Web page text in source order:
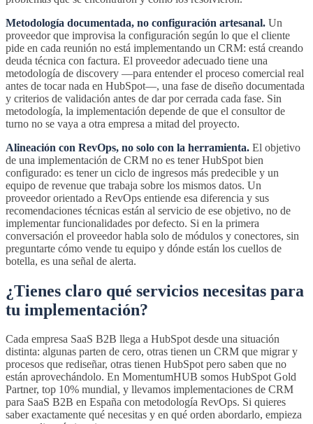
Metodología documentada, no configuración artesanal. Un
proveedor que improvisa la configuración según lo que el cliente
pide en cada reunión no está implementando un CRM: está creando
deuda técnica con factura. El proveedor adecuado tiene una
metodología de discovery —para entender el proceso comercial real
antes de tocar nada en HubSpot—, una fase de diseño documentada
y criterios de validación antes de dar por cerrada cada fase. Sin
metodología, la implementación depende de que el consultor de
turno no se vaya a otra empresa a mitad del proyecto.
Alineación con RevOps, no solo con la herramienta. El objetivo
de una implementación de CRM no es tener HubSpot bien
configurado: es tener un ciclo de ingresos más predecible y un
equipo de revenue que trabaja sobre los mismos datos. Un
proveedor orientado a RevOps entiende esa diferencia y sus
recomendaciones técnicas están al servicio de ese objetivo, no de
implementar funcionalidades por defecto. Si en la primera
conversación el proveedor habla solo de módulos y conectores, sin
preguntarte cómo vende tu equipo y dónde están los cuellos de
botella, es una señal de alerta.
¿Tienes claro qué servicios necesitas para
tu implementación?
Cada empresa SaaS B2B llega a HubSpot desde una situación
distinta: algunas parten de cero, otras tienen un CRM que migrar y
procesos que rediseñar, otras tienen HubSpot pero saben que no
están aprovechándolo. En MomentumHUB somos HubSpot Gold
Partner, top 10% mundial, y llevamos implementaciones de CRM
para SaaS B2B en España con metodología RevOps. Si quieres
saber exactamente qué necesitas y en qué orden abordarlo, empieza